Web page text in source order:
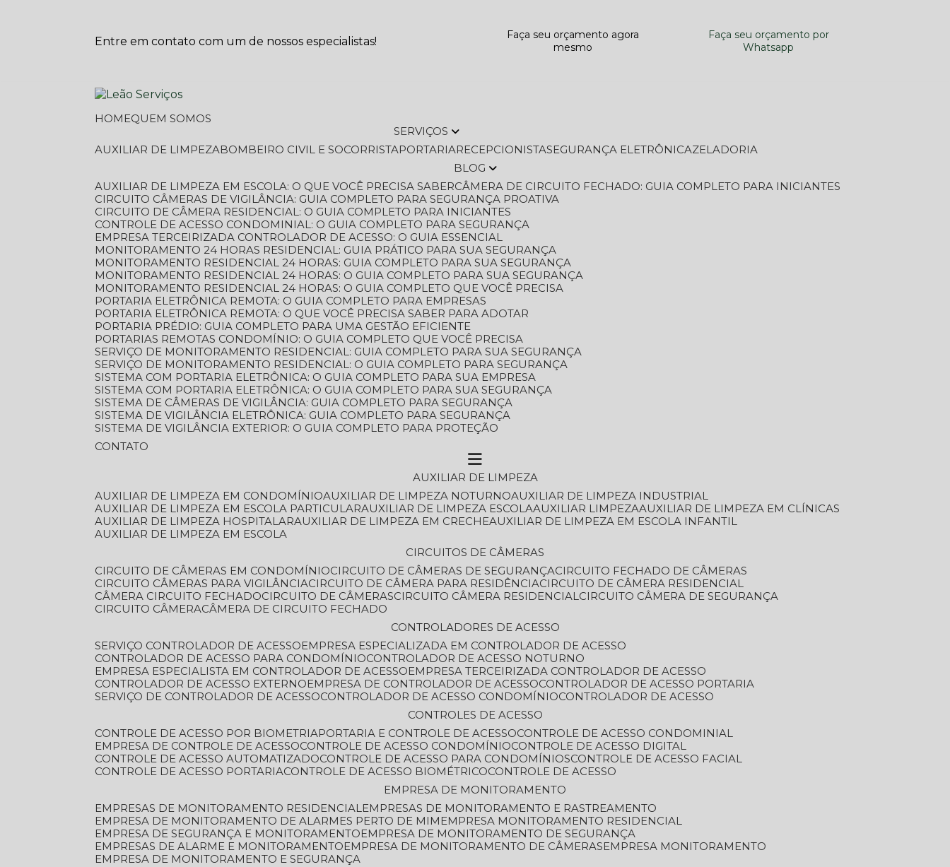
Entre em contato com um de nossos especialistas!
Faça seu orçamento agora
mesmo
Faça seu orçamento por
Whatsapp
HOME
QUEM SOMOS
SERVIÇOS
AUXILIAR DE LIMPEZA
BOMBEIRO CIVIL E SOCORRISTA PORTARIA RECEPCIONISTA SEGURANÇA ELETRÔNICA
ZELADORIA
BLOG
AUXILIAR DE LIMPEZA EM ESCOLA: O QUE VOCÊ PRECISA SABER
CÂMERA DE CIRCUITO FECHADO: GUIA COMPLETO PARA INICIANTES
CIRCUITO CÂMERAS DE VIGILÂNCIA: GUIA COMPLETO PARA SEGURANÇA PROATIVA
CIRCUITO DE CÂMERA RESIDENCIAL: O GUIA COMPLETO PARA INICIANTES
CONTROLE DE ACESSO CONDOMINIAL: O GUIA COMPLETO PARA SEGURANÇA
EMPRESA TERCEIRIZADA CONTROLADOR DE ACESSO: O GUIA ESSENCIAL
MONITORAMENTO 24 HORAS RESIDENCIAL: GUIA PRÁTICO PARA SUA SEGURANÇA
MONITORAMENTO RESIDENCIAL 24 HORAS: GUIA COMPLETO PARA SUA SEGURANÇA
MONITORAMENTO RESIDENCIAL 24 HORAS: O GUIA COMPLETO PARA SUA SEGURANÇA
MONITORAMENTO RESIDENCIAL 24 HORAS: O GUIA COMPLETO QUE VOCÊ PRECISA
PORTARIA ELETRÔNICA REMOTA: O GUIA COMPLETO PARA EMPRESAS
PORTARIA ELETRÔNICA REMOTA: O QUE VOCÊ PRECISA SABER PARA ADOTAR
PORTARIA PRÉDIO: GUIA COMPLETO PARA UMA GESTÃO EFICIENTE
PORTARIAS REMOTAS CONDOMÍNIO: O GUIA COMPLETO QUE VOCÊ PRECISA
SERVIÇO DE MONITORAMENTO RESIDENCIAL: GUIA COMPLETO PARA SUA SEGURANÇA
SERVIÇO DE MONITORAMENTO RESIDENCIAL: O GUIA COMPLETO PARA SEGURANÇA
SISTEMA COM PORTARIA ELETRÔNICA: O GUIA COMPLETO PARA SUA EMPRESA
SISTEMA COM PORTARIA ELETRÔNICA: O GUIA COMPLETO PARA SUA SEGURANÇA
SISTEMA DE CÂMERAS DE VIGILÂNCIA: GUIA COMPLETO PARA SEGURANÇA
SISTEMA DE VIGILÂNCIA ELETRÔNICA: GUIA COMPLETO PARA SEGURANÇA
SISTEMA DE VIGILÂNCIA EXTERIOR: O GUIA COMPLETO PARA PROTEÇÃO
CONTATO
AUXILIAR DE LIMPEZA
AUXILIAR DE LIMPEZA EM CONDOMÍNIO
AUXILIAR DE LIMPEZA NOTURNO
AUXILIAR DE LIMPEZA INDUSTRIAL
AUXILIAR DE LIMPEZA EM ESCOLA PARTICULAR
AUXILIAR DE LIMPEZA ESCOLA AUXILIAR LIMPEZA
AUXILIAR DE LIMPEZA EM CLÍNICAS
AUXILIAR DE LIMPEZA HOSPITALAR
AUXILIAR DE LIMPEZA EM CRECHE
AUXILIAR DE LIMPEZA EM ESCOLA INFANTIL
AUXILIAR DE LIMPEZA EM ESCOLA
CIRCUITOS DE CÂMERAS
CIRCUITO DE CÂMERAS EM CONDOMÍNIO
CIRCUITO DE CÂMERAS DE SEGURANÇA
CIRCUITO FECHADO DE CÂMERAS
CIRCUITO CÂMERAS PARA VIGILÂNCIA
CIRCUITO DE CÂMERA PARA RESIDÊNCIA
CIRCUITO DE CÂMERA RESIDENCIAL
CÂMERA CIRCUITO FECHADO
CIRCUITO DE CÂMERAS CIRCUITO CÂMERA RESIDENCIAL
CIRCUITO CÂMERA DE SEGURANÇA
CIRCUITO CÂMERA
CÂMERA DE CIRCUITO FECHADO
CONTROLADORES DE ACESSO
SERVIÇO CONTROLADOR DE ACESSO
EMPRESA ESPECIALIZADA EM CONTROLADOR DE ACESSO
CONTROLADOR DE ACESSO PARA CONDOMÍNIO
CONTROLADOR DE ACESSO NOTURNO
EMPRESA ESPECIALISTA EM CONTROLADOR DE ACESSO
EMPRESA TERCEIRIZADA CONTROLADOR DE ACESSO
CONTROLADOR DE ACESSO EXTERNO
EMPRESA DE CONTROLADOR DE ACESSO
CONTROLADOR DE ACESSO PORTARIA
SERVIÇO DE CONTROLADOR DE ACESSO
CONTROLADOR DE ACESSO CONDOMÍNIO
CONTROLADOR DE ACESSO
CONTROLES DE ACESSO
CONTROLE DE ACESSO POR BIOMETRIA
PORTARIA E CONTROLE DE ACESSO
CONTROLE DE ACESSO CONDOMINIAL
EMPRESA DE CONTROLE DE ACESSO
CONTROLE DE ACESSO CONDOMÍNIO
CONTROLE DE ACESSO DIGITAL
CONTROLE DE ACESSO AUTOMATIZADO
CONTROLE DE ACESSO PARA CONDOMÍNIOS
CONTROLE DE ACESSO FACIAL
CONTROLE DE ACESSO PORTARIA CONTROLE DE ACESSO BIOMÉTRICO
CONTROLE DE ACESSO
EMPRESA DE MONITORAMENTO
EMPRESAS DE MONITORAMENTO RESIDENCIAL
EMPRESAS DE MONITORAMENTO E RASTREAMENTO
EMPRESA DE MONITORAMENTO DE ALARMES PERTO DE MIM
EMPRESA MONITORAMENTO RESIDENCIAL
EMPRESA DE SEGURANÇA E MONITORAMENTO
EMPRESA DE MONITORAMENTO DE SEGURANÇA
EMPRESAS DE ALARME E MONITORAMENTO
EMPRESA DE MONITORAMENTO DE CÂMERAS
EMPRESA MONITORAMENTO
EMPRESA DE MONITORAMENTO E SEGURANÇA